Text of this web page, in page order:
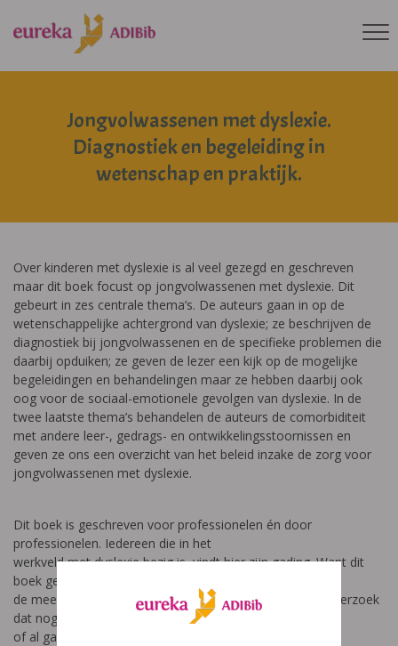
Jongvolwassenen met dyslexie.
Diagnostiek en begeleiding in
wetenschap en praktijk.
Over kinderen met dyslexie is al veel gezegd en geschreven
maar dit boek focust op jongvolwassenen met dyslexie. Dit
gebeurt in zes centrale thema’s. De auteurs gaan in op de
wetenschappelijke achtergrond van dyslexie; ze beschrijven de
diagnostiek bij jongvolwassenen en de specifieke problemen die
daarbij opduiken; ze geven de lezer een kijk op de mogelijke
begeleidingen en behandelingen maar ze hebben daarbij ook
oog voor de sociaal-emotionele gevolgen van dyslexie. In de
twee laatste thema’s behandelen de auteurs de comorbiditeit
met andere leer-, gedrags- en ontwikkelingsstoornissen en
geven ze ons een overzicht van het beleid inzake de zorg voor
jongvolwassenen met dyslexie.
Dit boek is geschreven voor professionelen én door
professionelen. Iedereen die in het
werkveld met dyslexie bezig is, vindt hier zijn gading. Want dit
boek geeft op elk gebied
de meest recente ontwikkelingen weer en gaat in op onderzoek
dat nog moet gebeuren
of al gaande is.